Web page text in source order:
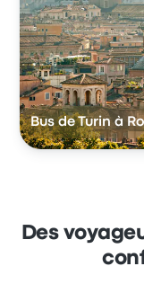
Bus de Turin à
Des